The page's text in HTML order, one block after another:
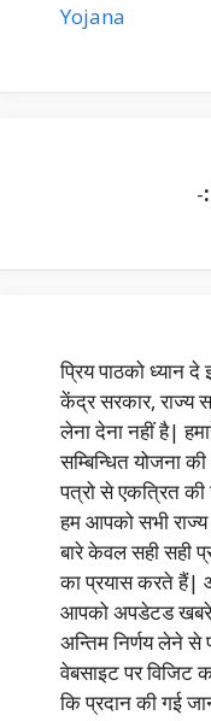
Yojana
-
प्रिय पाठको ध्यान
केंद्र सरकार, राज्य
लेना देना नहीं है|
सम्बिन्धित योजना
पत्रो से एकत्रित की
हम आपको सभी
बारे केवल सही सही
का प्रयास करते हैं|
आपको अपडेटड खबरे
अन्तिम निर्णय लेने
वेबसाइट पर विजिट
कि प्रदान की गई